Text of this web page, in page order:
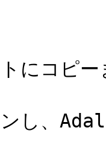
にコピー
し、